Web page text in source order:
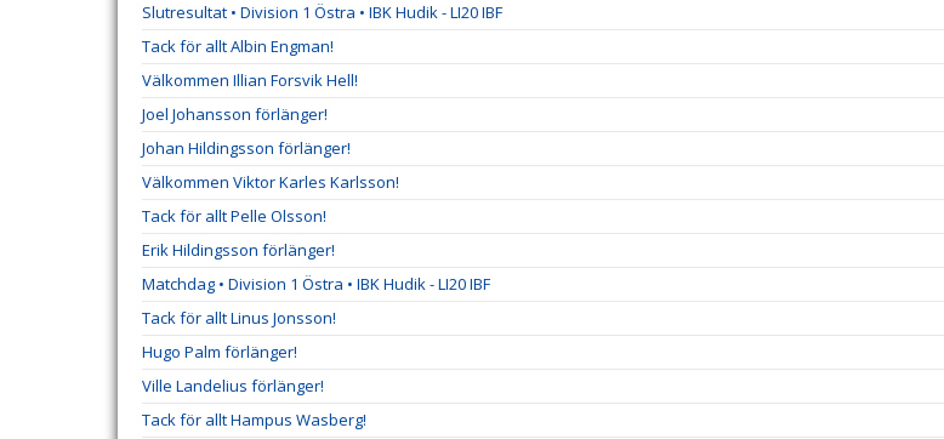
Slutresultat • Division 1 Östra • IBK Hudik - LI20 IBF
Tack för allt Albin Engman!
Välkommen Illian Forsvik Hell!
Joel Johansson förlänger!
Johan Hildingsson förlänger!
Välkommen Viktor Karles Karlsson!
Tack för allt Pelle Olsson!
Erik Hildingsson förlänger!
Matchdag • Division 1 Östra • IBK Hudik - LI20 IBF
Tack för allt Linus Jonsson!
Hugo Palm förlänger!
Ville Landelius förlänger!
Tack för allt Hampus Wasberg!